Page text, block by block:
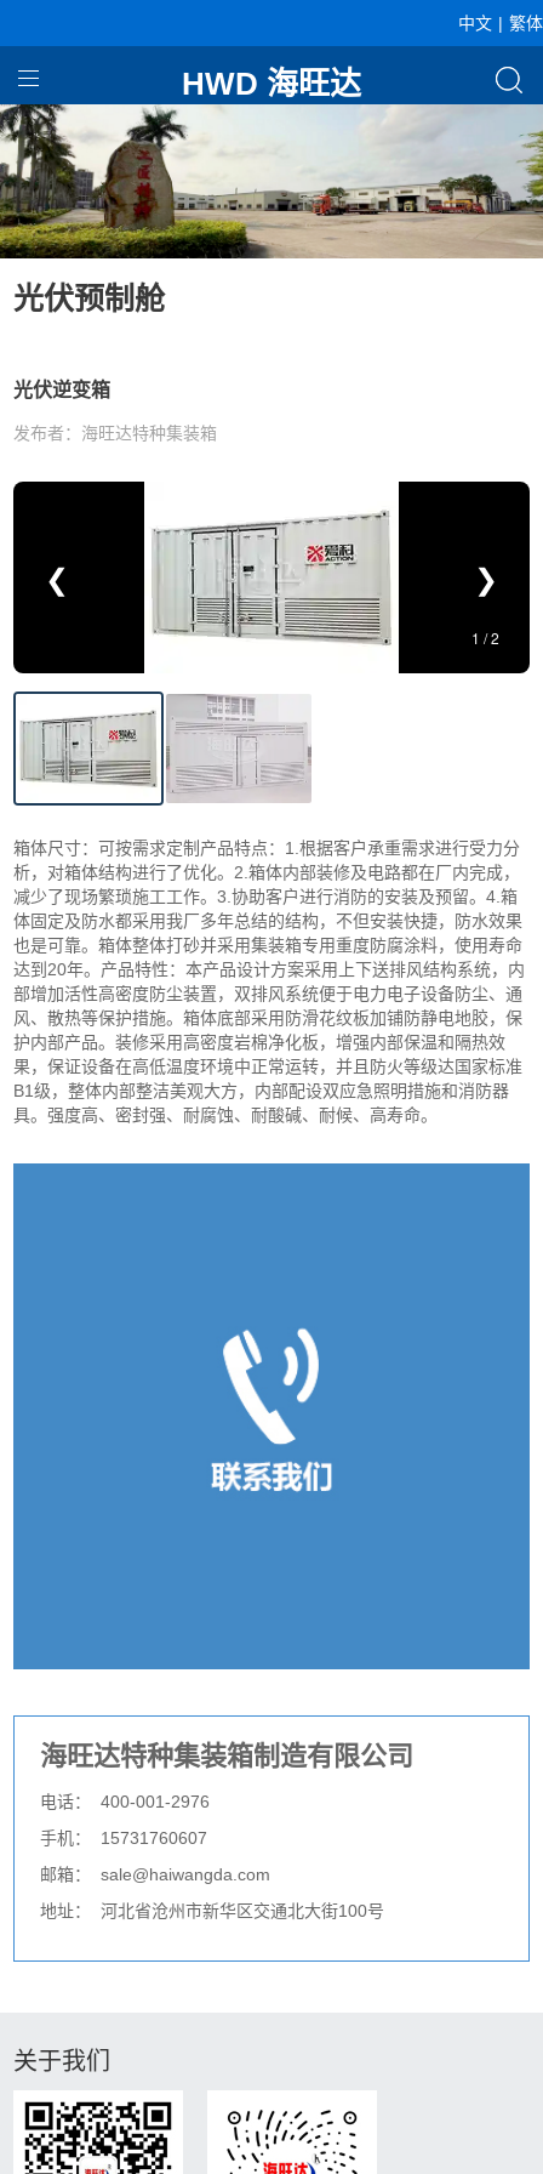
中文 | 繁体
HWD 海旺达
首页
产品中心
关于海旺达
企业资讯
光伏预制舱
光伏逆变箱
发布者：海旺达特种集装箱
❮ ❯
1 /2
箱体尺寸：可按需求定制产品特点：1.根据客户承重需求进行受力分
析，对箱体结构进行了优化。2.箱体内部装修及电路都在厂内完成，
减少了现场繁琐施工工作。3.协助客户进行消防的安装及预留。4.箱
体固定及防水都采用我厂多年总结的结构，不但安装快捷，防水效果
也是可靠。箱体整体打砂并采用集装箱专用重度防腐涂料，使用寿命
达到20年。产品特性：本产品设计方案采用上下送排风结构系统，内
部增加活性高密度防尘装置，双排风系统便于电力电子设备防尘、通
风、散热等保护措施。箱体底部采用防滑花纹板加铺防静电地胶，保
护内部产品。装修采用高密度岩棉净化板，增强内部保温和隔热效
果，保证设备在高低温度环境中正常运转，并且防火等级达国家标准
B1级，整体内部整洁美观大方，内部配设双应急照明措施和消防器
具。强度高、密封强、耐腐蚀、耐酸碱、耐候、高寿命。
海旺达特种集装箱制造有限公司
电话：
400-001-2976
手机：
15731760607
邮箱：
sale@haiwangda.com
地址：
河北省沧州市新华区交通北大街100号
关于我们